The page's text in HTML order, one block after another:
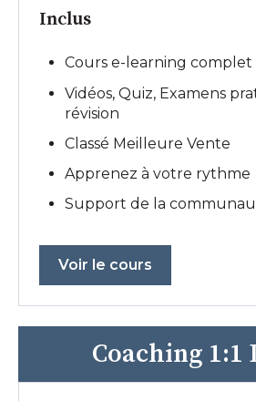
Inclus
Cours e-learning complet
Vidéos, Quiz, Examens
révision
Classé Meilleure Vente
Apprenez à votre rythme
Support de la
Voir le cours
Coaching 1:1